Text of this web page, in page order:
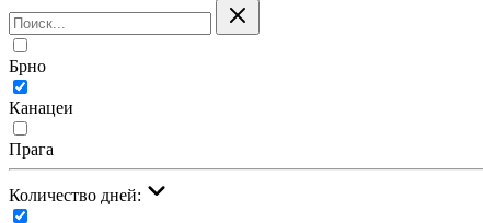
Брно
Канацеи
Прага
Количество дней: